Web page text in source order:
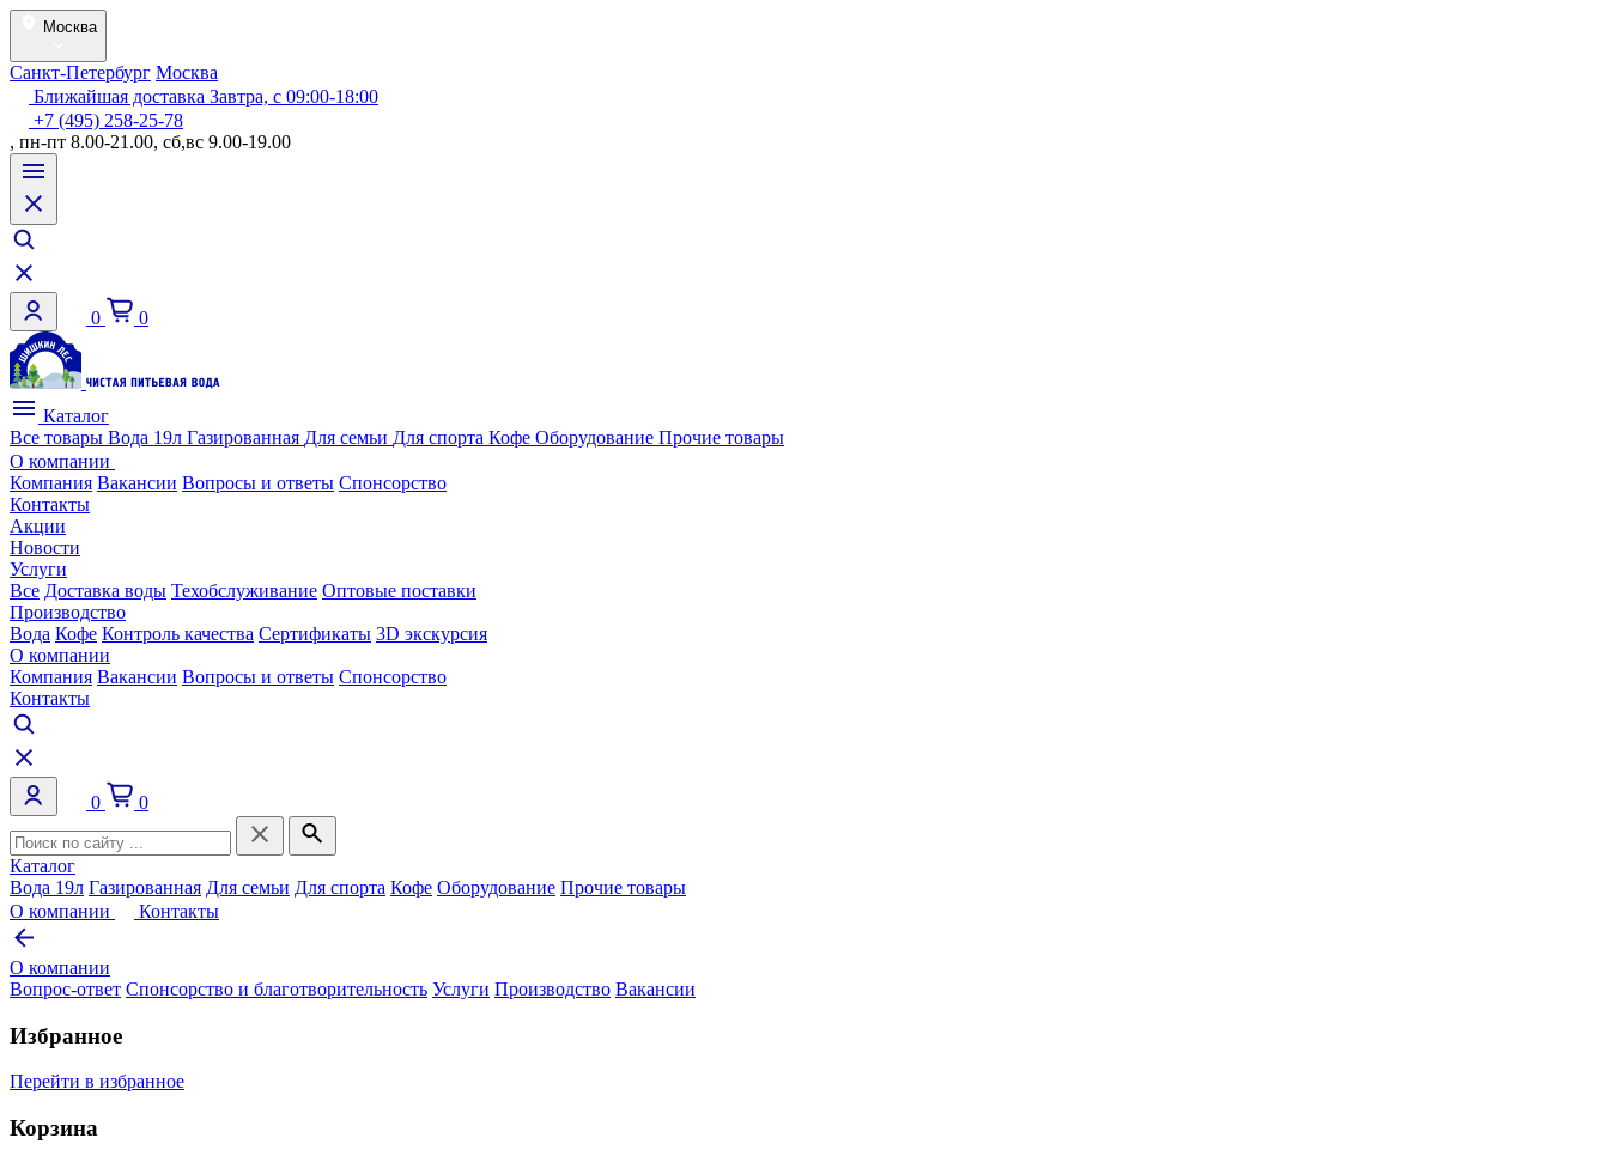
Москва
Санкт-Петербург Москва
Ближайшая доставка Завтра, с 09:00-18:00
+7 (495) 258-25-78
, пн-пт 8.00-21.00, сб,вс 9.00-19.00
0 0
Каталог
Все товары Вода 19л Газированная Для семьи Для спорта Кофе Оборудование Прочие товары
О компании
Компания Вакансии Вопросы и ответы Спонсорство
Контакты
Акции
Новости
Услуги
Все Доставка воды Техобслуживание Оптовые поставки
Производство
Вода Кофе Контроль качества Сертификаты 3D экскурсия
О компании
Компания Вакансии Вопросы и ответы Спонсорство
Контакты
0 0
Каталог
Вода 19л Газированная Для семьи Для спорта Кофе Оборудование Прочие товары
О компании
Контакты
О компании
Вопрос-ответ Спонсорство и благотворительность Услуги Производство Вакансии
Избранное
Перейти в избранное
Корзина